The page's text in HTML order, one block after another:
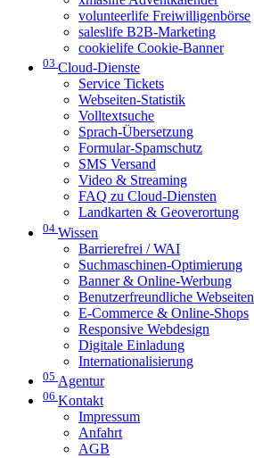
volunteerlife Freiwilligenbörse
saleslife B2B-Marketing
cookielife Cookie-Banner
03 Cloud-Dienste
Service Tickets
Webseiten-Statistik
Volltextsuche
Sprach-Übersetzung
Formular-Spamschutz
SMS Versand
Video & Streaming
FAQ zu Cloud-Diensten
Landkarten & Geoverortung
04 Wissen
Barrierefrei / WAI
Suchmaschinen-Optimierung
Banner & Online-Werbung
Benutzerfreundliche Webseiten
E-Commerce & Online-Shops
Responsive Webdesign
Digitale Einladung
Internationalisierung
05 Agentur
06 Kontakt
Impressum
Anfahrt
AGB